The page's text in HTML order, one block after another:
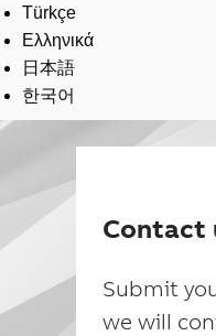
Türkçe
Ελληνικά
日本語
한국어
Contact
Submit
we will